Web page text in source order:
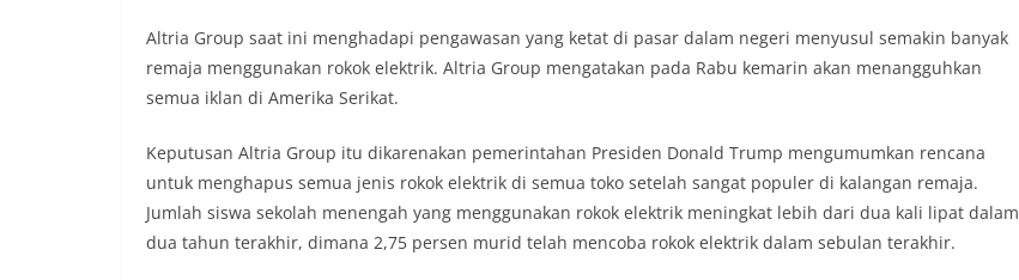
Altria Group saat ini menghadapi pengawasan yang ketat di pasar dalam negeri menyusul semakin banyak
remaja menggunakan rokok elektrik. Altria Group mengatakan pada Rabu kemarin akan menangguhkan
semua iklan di Amerika Serikat.
Keputusan Altria Group itu dikarenakan pemerintahan Presiden Donald Trump mengumumkan rencana
untuk menghapus semua jenis rokok elektrik di semua toko setelah sangat populer di kalangan remaja.
Jumlah siswa sekolah menengah yang menggunakan rokok elektrik meningkat lebih dari dua kali lipat dalam
dua tahun terakhir, dimana 2,75 persen murid telah mencoba rokok elektrik dalam sebulan terakhir.